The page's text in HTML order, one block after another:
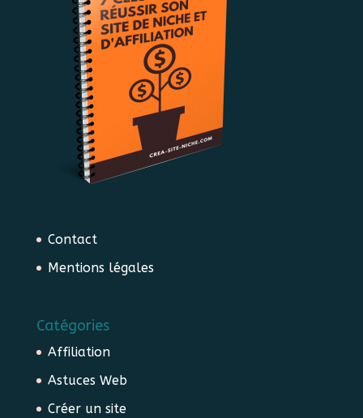
Contact
Mentions légales
Catégories
Affiliation
Astuces Web
Créer un site